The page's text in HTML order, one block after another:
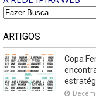
ARTIGOS
Copa